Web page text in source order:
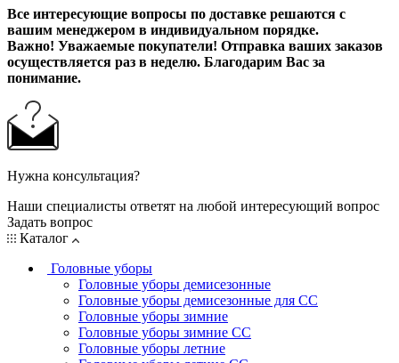
Все интересующие вопросы по доставке решаются с
вашим менеджером в индивидуальном порядке.
Важно! Уважаемые покупатели! Отправка ваших заказов
осуществляется раз в неделю. Благодарим Вас за
понимание.
Нужна консультация?
Наши специалисты ответят на любой интересующий вопрос
Задать вопрос
Каталог
Головные уборы
Головные уборы демисезонные
Головные уборы демисезонные для СС
Головные уборы зимние
Головные уборы зимние СС
Головные уборы летние